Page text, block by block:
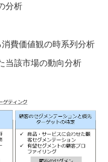
分析
費価値観の時系列分析
当該市場の動向分析